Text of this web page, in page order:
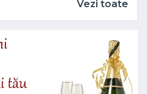
Vezi toate